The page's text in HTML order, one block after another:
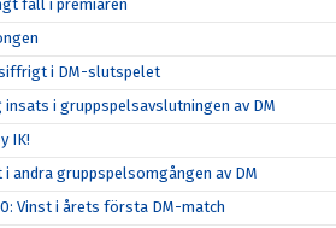
fall i premiären
i DM-slutspelet
insats i gruppspelsavslutningen av DM
IK!
i andra gruppspelsomgången av DM
Vinst i årets första DM-match